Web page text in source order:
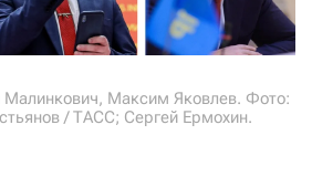
Малинкович, Максим Яковлев. Фото:
/ ТАСС; Сергей Ермохин.